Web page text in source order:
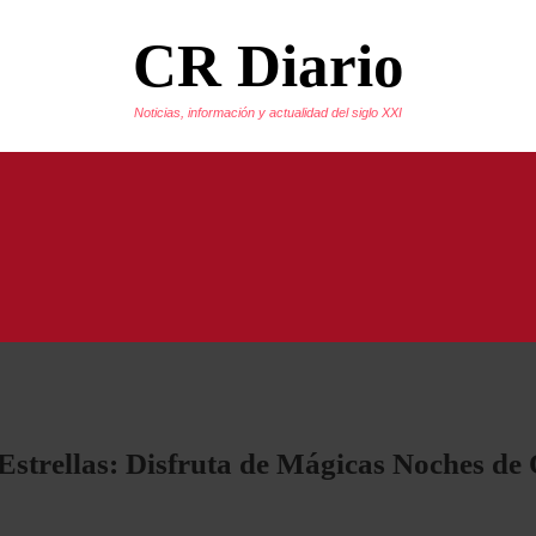
CR Diario
Noticias, información y actualidad del siglo XXI
Disfruta de Mágicas Noches de